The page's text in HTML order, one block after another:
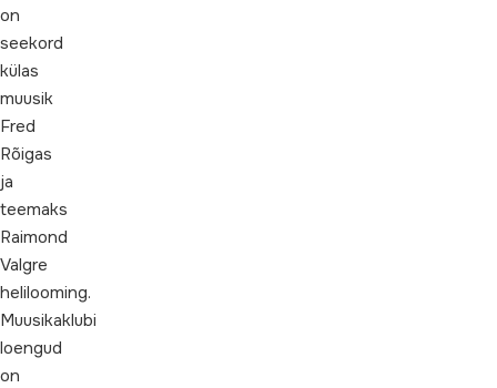
on
seekord
külas
muusik
Fred
Rõigas
ja
teemaks
Raimond
Valgre
helilooming.
Muusikaklubi
loengud
on